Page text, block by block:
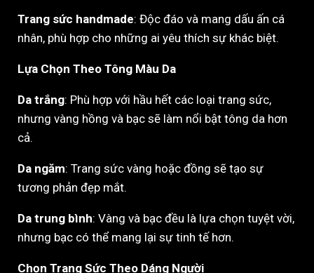
Trang sức handmade: Độc đáo và mang dấu ấn cá
nhân, phù hợp cho những ai yêu thích sự khác biệt.
Lựa Chọn Theo Tông Màu Da
Da trắng: Phù hợp với hầu hết các loại trang sức,
nhưng vàng hồng và bạc sẽ làm nổi bật tông da hơn
cả.
Da ngăm: Trang sức vàng hoặc đồng sẽ tạo sự
tương phản đẹp mắt.
Da trung bình: Vàng và bạc đều là lựa chọn tuyệt vời,
nhưng bạc có thể mang lại sự tinh tế hơn.
Chọn Trang Sức Theo Dáng Người